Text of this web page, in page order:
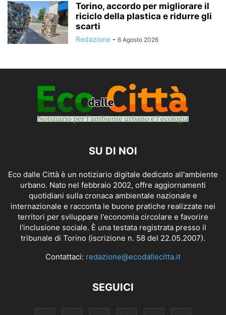
Torino, accordo per migliorare il
riciclo della plastica e ridurre gli
scarti
Redazione - 6 Agosto 2026
SU DI NOI
Eco dalle Città è un notiziario digitale dedicato all'ambiente
urbano. Nato nel febbraio 2002, offre aggiornamenti
quotidiani sulla cronaca ambientale nazionale e
internazionale e racconta le buone pratiche realizzate nei
territori per sviluppare l'economia circolare e favorire
l'inclusione sociale. È una testata registrata presso il
tribunale di Torino (iscrizione n. 58 del 22.05.2007).
Contattaci: redazione@ecodallecitta.it
SEGUICI